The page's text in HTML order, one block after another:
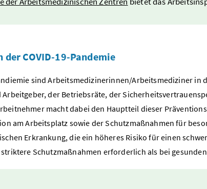
COVID-19-Pandemie
sind Arbeitsmedizinerinnen/Arbeitsmediziner in
der Betriebsräte, der
macht dabei den Hauptteil dieser
am Arbeitsplatz sowie der Schutzmaßnahmen für
Erkrankung, die ein höheres Risiko für einen
Schutzmaßnahmen erforderlich als bei